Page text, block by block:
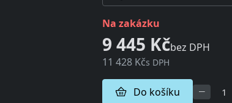
na zakázku
9 445 Kčbez DPH
11 428 Kčs DPH
Do košíku